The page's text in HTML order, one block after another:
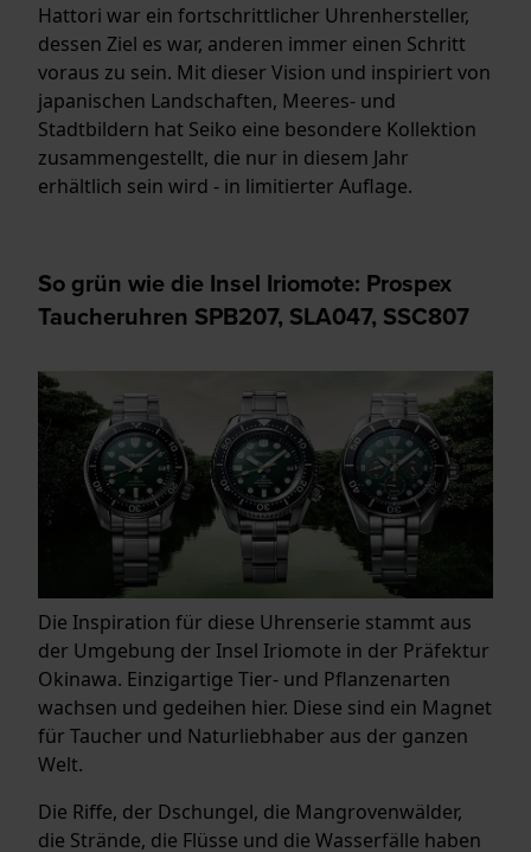
Hattori war ein fortschrittlicher Uhrenhersteller,
dessen Ziel es war, anderen immer einen Schritt
voraus zu sein. Mit dieser Vision und inspiriert von
japanischen Landschaften, Meeres- und
Stadtbildern hat Seiko eine besondere Kollektion
zusammengestellt, die nur in diesem Jahr
erhältlich sein wird - in limitierter Auflage.
So grün wie die Insel Iriomote: Prospex
Taucheruhren SPB207, SLA047, SSC807
Die Inspiration für diese Uhrenserie stammt aus
der Umgebung der Insel Iriomote in der Präfektur
Okinawa. Einzigartige Tier- und Pflanzenarten
wachsen und gedeihen hier. Diese sind ein Magnet
für Taucher und Naturliebhaber aus der ganzen
Welt.
Die Riffe, der Dschungel, die Mangrovenwälder,
die Strände, die Flüsse und die Wasserfälle haben